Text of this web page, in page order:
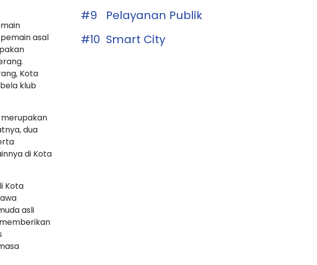
asal
Kota
klub
merupakan
dua
di Kota
Kota
asli
#9
Pelayanan Publik
#10 Smart City